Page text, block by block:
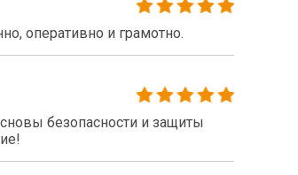
оперативно и грамотно.
безопасности и защиты